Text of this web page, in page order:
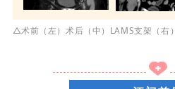
△术前（左）术后（中） LAMS支架（右）